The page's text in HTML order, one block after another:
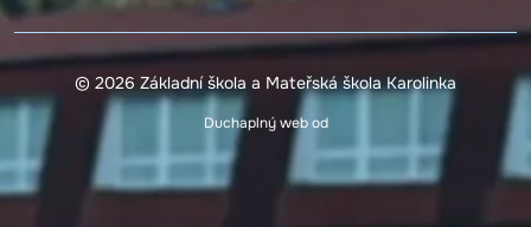
© 2026 Základní škola a Mateřská škola Karolinka
Duchaplný web od